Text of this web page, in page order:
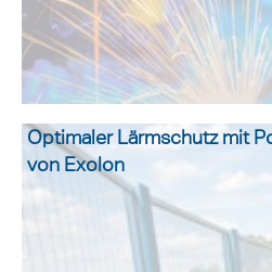
Optimaler Lärmschutz mit
von Exolon